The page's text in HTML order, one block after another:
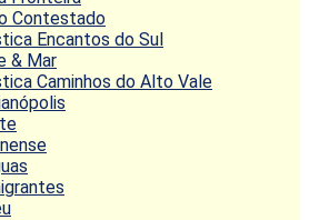
Contestado
Encantos do Sul
& Mar
Caminhos do Alto Vale